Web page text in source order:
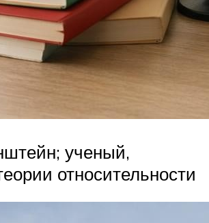
ученый,
относительности